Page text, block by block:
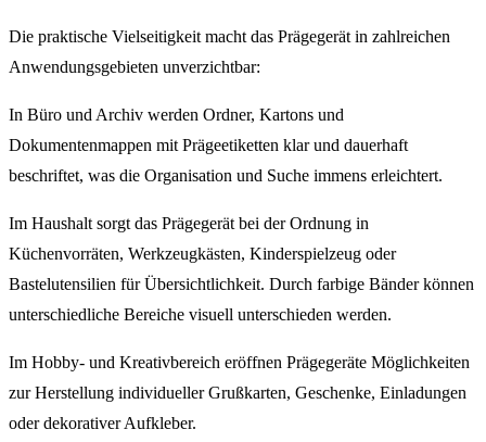
Die praktische Vielseitigkeit macht das Prägegerät in zahlreichen
Anwendungsgebieten unverzichtbar:
In Büro und Archiv werden Ordner, Kartons und
Dokumentenmappen mit Prägeetiketten klar und dauerhaft
beschriftet, was die Organisation und Suche immens erleichtert.
Im Haushalt sorgt das Prägegerät bei der Ordnung in
Küchenvorräten, Werkzeugkästen, Kinderspielzeug oder
Bastelutensilien für Übersichtlichkeit. Durch farbige Bänder können
unterschiedliche Bereiche visuell unterschieden werden.
Im Hobby- und Kreativbereich eröffnen Prägegeräte Möglichkeiten
zur Herstellung individueller Grußkarten, Geschenke, Einladungen
oder dekorativer Aufkleber.